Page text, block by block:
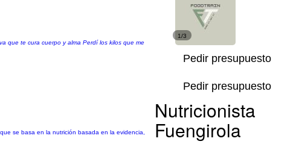
que te cura cuerpo y alma Perdí los kilos que me
1/3
Pedir presupuesto
se basa en la nutrición basada en la evidencia,
Pedir presupuesto
Nutricionista
Fuengirola